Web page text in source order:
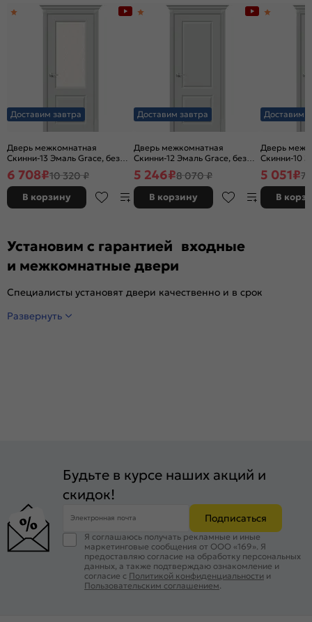
Доставим завтра
Дверь межкомнатная
Скинни-13 Эмаль Grace, без
декора, остекленная, white
сrystal, без кромки, скиновая
6 708₽10 320 ₽
В корзину
Доставим завтра
Дверь межкомнатная
Скинни-12 Эмаль Grace, без
декора, глухая, без стекла,
без кромки, скиновая
5 246₽8 070 ₽
В корзину
Доставим
Дверь
Скинни-10
декора,
без кромки,
5 051₽7
В
Установим с гарантией входные
и межкомнатные двери
Специалисты установят двери качественно и в срок
Развернуть
Будьте в курсе наших акций и
скидок!
Электронная почта Подписаться
Я соглашаюсь получать рекламные и иные
маркетинговые сообщения от ООО «169». Я
предоставляю согласие на обработку персональных
данных, а также подтверждаю ознакомление и
согласие с Политикой конфиденциальности и
Пользовательским соглашением